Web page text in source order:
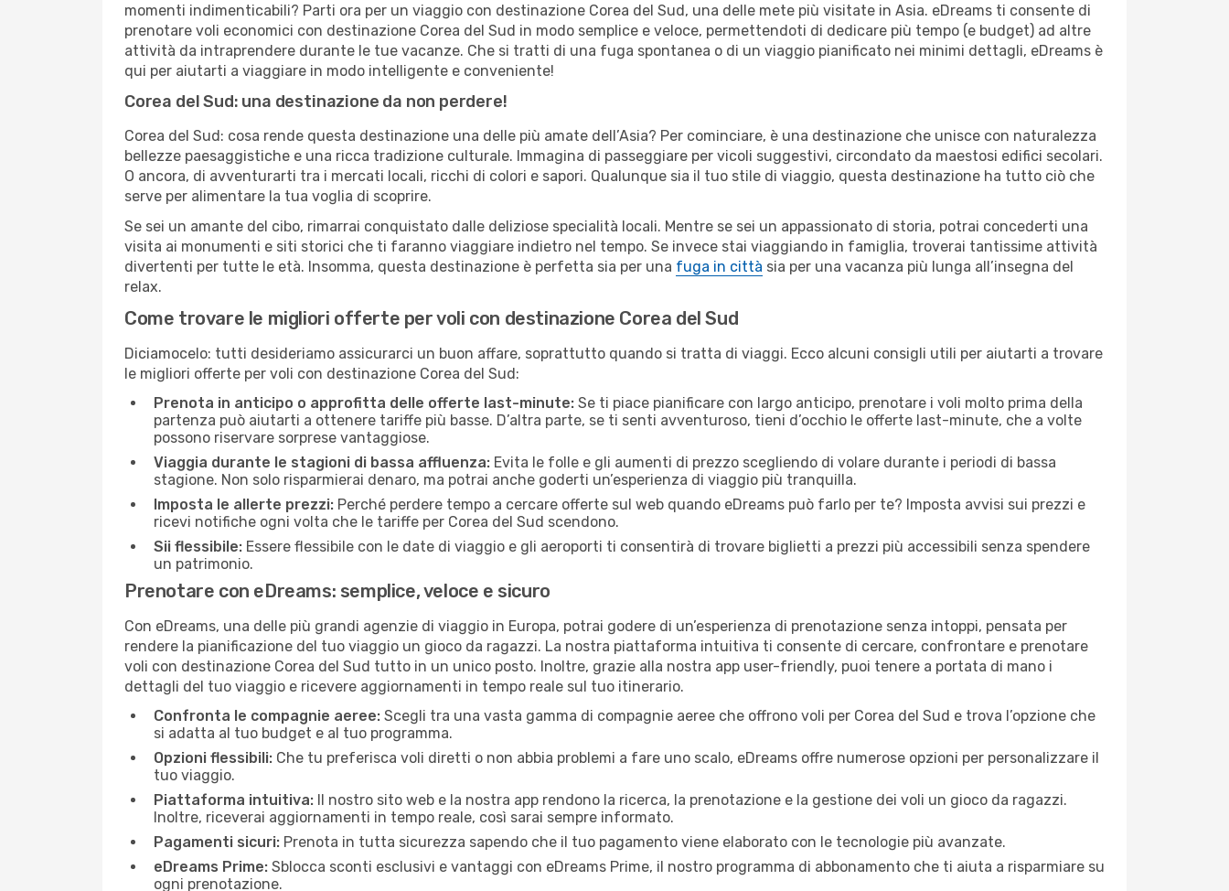
momenti indimenticabili? Parti ora per un viaggio con destinazione Corea del Sud, una delle mete più visitate in Asia. eDreams ti consente di
prenotare voli economici con destinazione Corea del Sud in modo semplice e veloce, permettendoti di dedicare più tempo (e budget) ad altre
attività da intraprendere durante le tue vacanze. Che si tratti di una fuga spontanea o di un viaggio pianificato nei minimi dettagli, eDreams è
qui per aiutarti a viaggiare in modo intelligente e conveniente!
Corea del Sud: una destinazione da non perdere!
Corea del Sud: cosa rende questa destinazione una delle più amate dell’Asia? Per cominciare, è una destinazione che unisce con naturalezza
bellezze paesaggistiche e una ricca tradizione culturale. Immagina di passeggiare per vicoli suggestivi, circondato da maestosi edifici secolari.
O ancora, di avventurarti tra i mercati locali, ricchi di colori e sapori. Qualunque sia il tuo stile di viaggio, questa destinazione ha tutto ciò che
serve per alimentare la tua voglia di scoprire.
Se sei un amante del cibo, rimarrai conquistato dalle deliziose specialità locali. Mentre se sei un appassionato di storia, potrai concederti una
visita ai monumenti e siti storici che ti faranno viaggiare indietro nel tempo. Se invece stai viaggiando in famiglia, troverai tantissime attività
divertenti per tutte le età. Insomma, questa destinazione è perfetta sia per una fuga in città sia per una vacanza più lunga all’insegna del
relax.
Come trovare le migliori offerte per voli con destinazione Corea del Sud
Diciamocelo: tutti desideriamo assicurarci un buon affare, soprattutto quando si tratta di viaggi. Ecco alcuni consigli utili per aiutarti a trovare
le migliori offerte per voli con destinazione Corea del Sud:
Prenota in anticipo o approfitta delle offerte last-minute: Se ti piace pianificare con largo anticipo, prenotare i voli molto prima della
partenza può aiutarti a ottenere tariffe più basse. D’altra parte, se ti senti avventuroso, tieni d’occhio le offerte last-minute, che a volte
possono riservare sorprese vantaggiose.
Viaggia durante le stagioni di bassa affluenza: Evita le folle e gli aumenti di prezzo scegliendo di volare durante i periodi di bassa
stagione. Non solo risparmierai denaro, ma potrai anche goderti un’esperienza di viaggio più tranquilla.
Imposta le allerte prezzi: Perché perdere tempo a cercare offerte sul web quando eDreams può farlo per te? Imposta avvisi sui prezzi e
ricevi notifiche ogni volta che le tariffe per Corea del Sud scendono.
Sii flessibile: Essere flessibile con le date di viaggio e gli aeroporti ti consentirà di trovare biglietti a prezzi più accessibili senza spendere
un patrimonio.
Prenotare con eDreams: semplice, veloce e sicuro
Con eDreams, una delle più grandi agenzie di viaggio in Europa, potrai godere di un’esperienza di prenotazione senza intoppi, pensata per
rendere la pianificazione del tuo viaggio un gioco da ragazzi. La nostra piattaforma intuitiva ti consente di cercare, confrontare e prenotare
voli con destinazione Corea del Sud tutto in un unico posto. Inoltre, grazie alla nostra app user-friendly, puoi tenere a portata di mano i
dettagli del tuo viaggio e ricevere aggiornamenti in tempo reale sul tuo itinerario.
Confronta le compagnie aeree: Scegli tra una vasta gamma di compagnie aeree che offrono voli per Corea del Sud e trova l’opzione che
si adatta al tuo budget e al tuo programma.
Opzioni flessibili: Che tu preferisca voli diretti o non abbia problemi a fare uno scalo, eDreams offre numerose opzioni per personalizzare il
tuo viaggio.
Piattaforma intuitiva: Il nostro sito web e la nostra app rendono la ricerca, la prenotazione e la gestione dei voli un gioco da ragazzi.
Inoltre, riceverai aggiornamenti in tempo reale, così sarai sempre informato.
Pagamenti sicuri: Prenota in tutta sicurezza sapendo che il tuo pagamento viene elaborato con le tecnologie più avanzate.
eDreams Prime: Sblocca sconti esclusivi e vantaggi con eDreams Prime, il nostro programma di abbonamento che ti aiuta a risparmiare su
ogni prenotazione.